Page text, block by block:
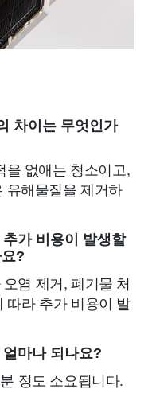
차이는 무엇인가
을 없애는 청소이고,
유해물질을 제거하
가 비용이 발생할
?
염 제거, 폐기물 처
따라 추가 비용이 발
마나 되나요?
정도 소요됩니다.